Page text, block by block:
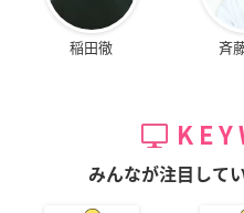
稲田徹 斉
みんなが注目して